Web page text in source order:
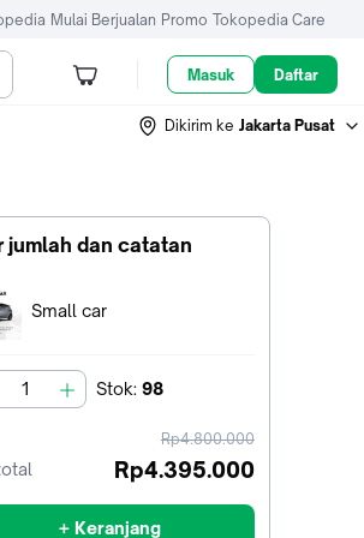
Mulai Berjualan Promo Tokopedia Care
Masuk Daftar
Dikirim ke Jakarta Pusat
jumlah dan catatan
Terpilih:
Small car
Stok: 98
harga
sebelum
Rp4.800.000
Rp4.395.000
+ Keranjang